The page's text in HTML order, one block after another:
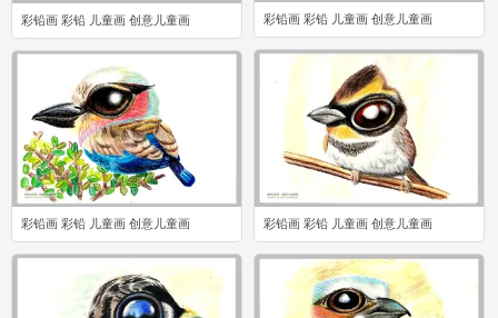
彩铅画 彩铅 儿童画 创意儿童画
0
彩铅画 彩铅 儿童画 创意儿童画
0
彩铅画 彩铅 儿童画 创意儿童画
0
彩铅画 彩铅 儿童画 创意儿童画
0